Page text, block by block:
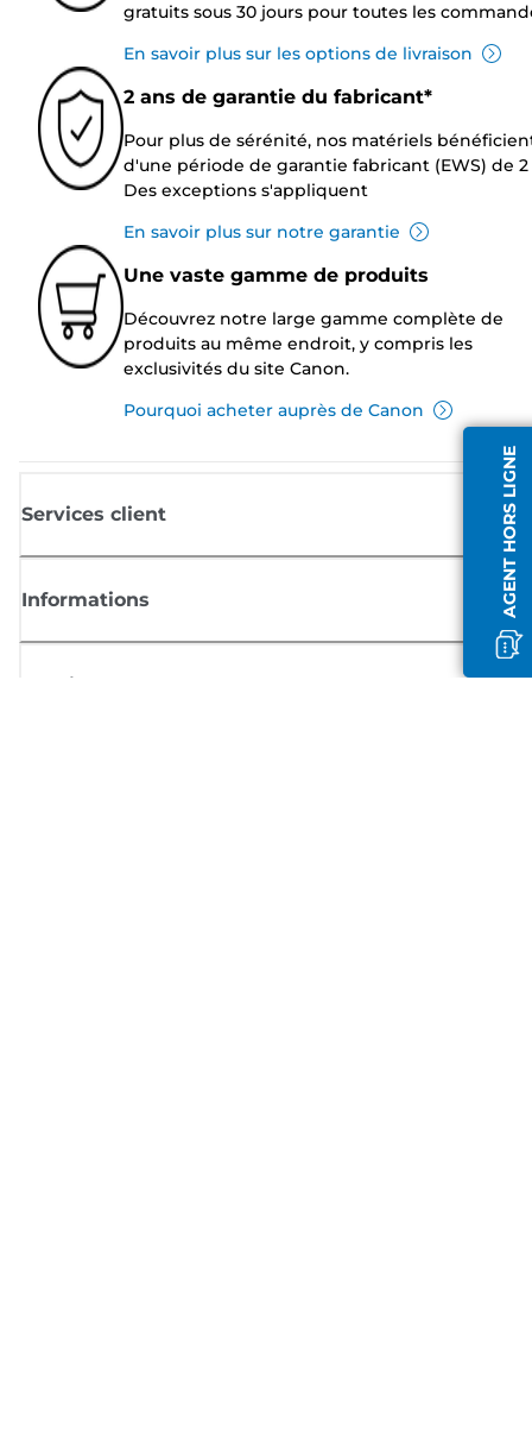
AGENT HORS LIGNE
gratuits sous 30 jours pour toutes les
En savoir plus sur les options de livraison
2 ans de garantie du fabricant*
Pour plus de sérénité, nos matériels
d'une période de garantie fabricant (EWS) de 2
Des exceptions s'appliquent
En savoir plus sur notre garantie
Une vaste gamme de produits
Découvrez notre large gamme complète de
produits au même endroit, y compris les
exclusivités du site Canon.
Pourquoi acheter auprès de Canon
Services client
Informations
Boutique